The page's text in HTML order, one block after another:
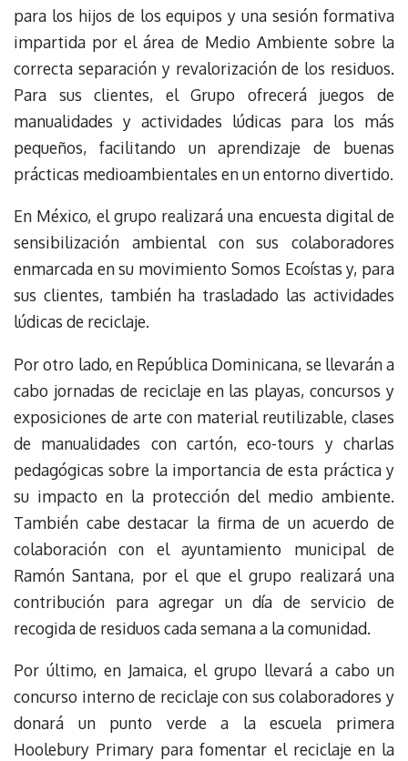
para los hijos de los equipos y una sesión formativa
impartida por el área de Medio Ambiente sobre la
correcta separación y revalorización de los residuos.
Para sus clientes, el Grupo ofrecerá juegos de
manualidades y actividades lúdicas para los más
pequeños, facilitando un aprendizaje de buenas
prácticas medioambientales en un entorno divertido.
En México, el grupo realizará una encuesta digital de
sensibilización ambiental con sus colaboradores
enmarcada en su movimiento Somos Ecoístas y, para
sus clientes, también ha trasladado las actividades
lúdicas de reciclaje.
Por otro lado, en República Dominicana, se llevarán a
cabo jornadas de reciclaje en las playas, concursos y
exposiciones de arte con material reutilizable, clases
de manualidades con cartón, eco-tours y charlas
pedagógicas sobre la importancia de esta práctica y
su impacto en la protección del medio ambiente.
También cabe destacar la firma de un acuerdo de
colaboración con el ayuntamiento municipal de
Ramón Santana, por el que el grupo realizará una
contribución para agregar un día de servicio de
recogida de residuos cada semana a la comunidad.
Por último, en Jamaica, el grupo llevará a cabo un
concurso interno de reciclaje con sus colaboradores y
donará un punto verde a la escuela primera
Hoolebury Primary para fomentar el reciclaje en la